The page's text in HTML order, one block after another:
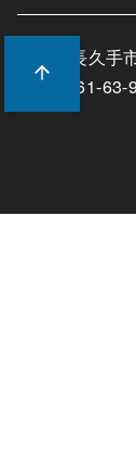
愛知県長久
TEL:0561-63-